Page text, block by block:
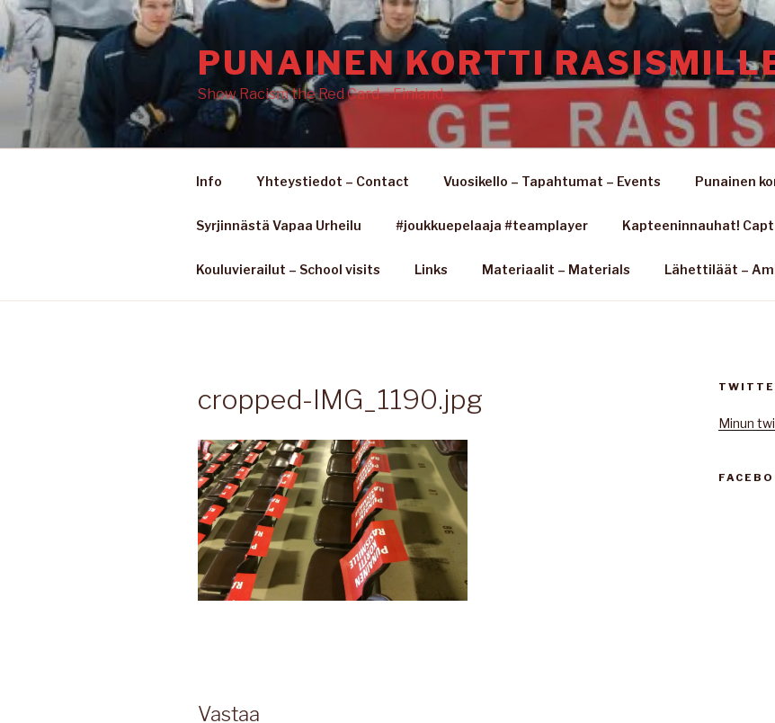
Siirry
sisältöön
PUNAINEN KORTTI
Show Racism the Red Card – Finland
Info Yhteystiedot – Contact Vuosikello – Tapahtumat – Events Punainen
Syrjinnästä Vapaa Urheilu #joukkuepelaaja #teamplayer Kapteeninnauhat!
Kouluvierailut – School visits Links Materiaalit – Materials Lähettiläät –
cropped-IMG_1190.jpg
Vastaa
Minun